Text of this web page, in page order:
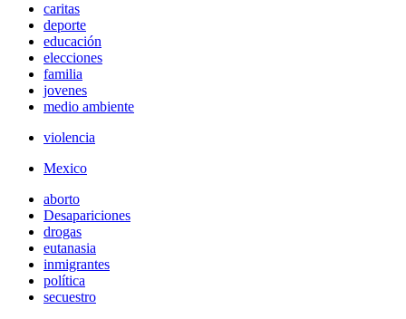
caritas
deporte
educación
elecciones
familia
jovenes
medio ambiente
violencia
Mexico
aborto
Desapariciones
drogas
eutanasia
inmigrantes
política
secuestro